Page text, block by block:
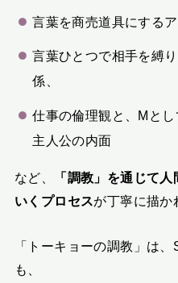
言葉を商売道具にする
言葉ひとつで相手を縛
係、
仕事の倫理観と、Mと
主人公の内面
など、
「調教」を通じて
いくプロセスが丁寧に描か
「トーキョーの調教」は
も、